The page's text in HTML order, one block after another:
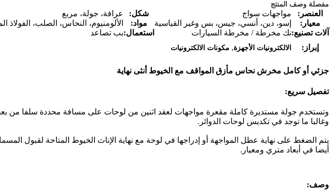
مفصلة وصف المنتج
العنصر: مواجهات سواج شكل:
عرافة، جولة، مربع
معيار:
إسو، دين، أنسي، جيس، بس وغير القياسية مواد:
الألومنيوم، النحاس، الصلب، الفولاذ
آلات تصنيع:نك مخرطة / مخرطة السيارات استعمال:بب تصاعد
إبراز:
الالكترونيات الأجهزة, مكونات الالكترونيات
جزئي أو كامل مخرش نحاس مأزق المواقف مع الخيوط أنثى نهاية
تفصيل سريع:
وتستخدم جولة مستديرة كاملة مقعرة مواجهات لعقد اثنين من لوحات على مسافة محددة سلفا
وغالبا ما توجد في تكديس لوحات الدوائر.
يتم الضغط على نهاية عطل المواجهة أو إدراجها في لوحة مع نهاية الإناث الخيوط المتاحة لقبول
أيضا في أبعاد متري ومعيار.
وصف: